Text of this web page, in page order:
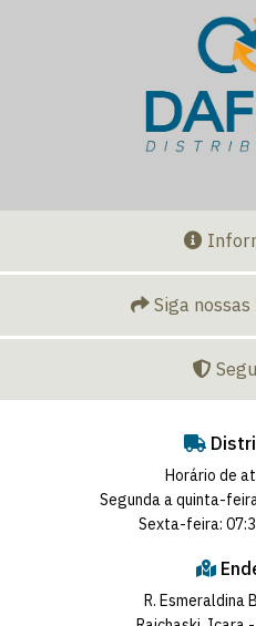
Siga nossas
Horário de
Segunda a quinta-
Sexta-feira:
R. Esmeraldina